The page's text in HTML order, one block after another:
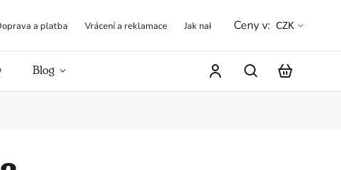
a platba Vrácení a reklamace Jak nakupovat Obchodní
Ceny v: CZK
Blog